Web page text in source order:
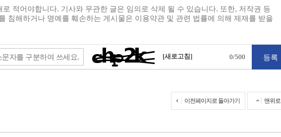
[새로고침] 0/500
이전페이지로 돌아가기 맨위로